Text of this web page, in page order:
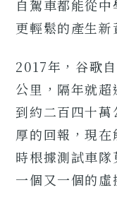
自駕車都能從中
更輕鬆的產生新
2017年，谷歌
公里，隔年就
到約二百四十
厚的回報，現
時根據測試車
一個又一個的虛